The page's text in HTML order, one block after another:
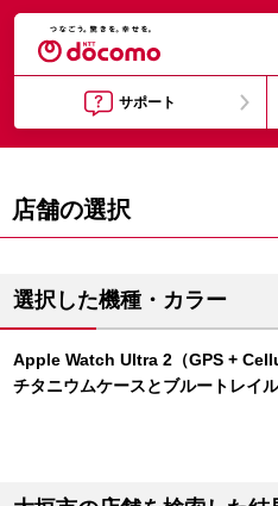
サポート
店舗の選択
選択した機種・カラー
Apple Watch Ultra 2（GPS +
チタニウムケースとブルートレイ